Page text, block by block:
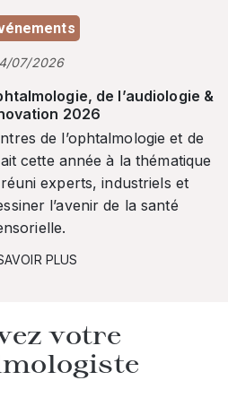
07/2026
de l’audiologie &
2026
de l’ophtalmologie et de
cette année à la thématique
experts, industriels et
l’avenir de la santé
PLUS
votre